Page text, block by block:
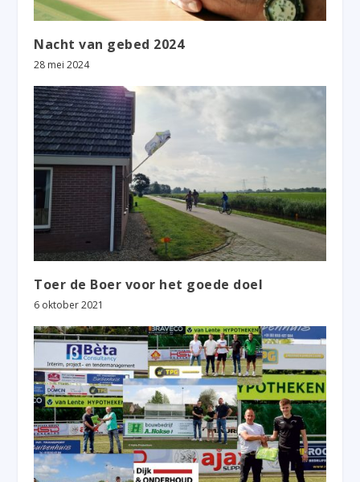
Nacht van gebed 2024
28 mei 2024
Toer de Boer voor het goede doel
6 oktober 2021